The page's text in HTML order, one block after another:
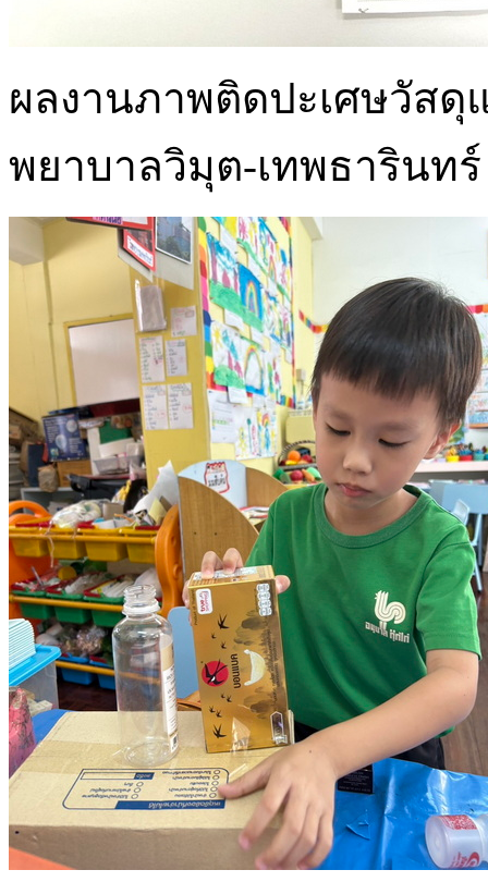
ผลงานภาพติดปะเศษวัสดุ
พยาบาลวิมุต-เทพธารินทร์